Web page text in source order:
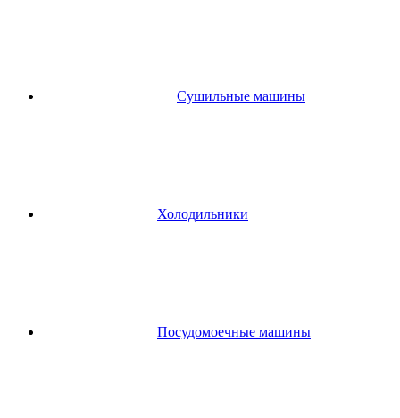
Сушильные машины
Холодильники
Посудомоечные машины